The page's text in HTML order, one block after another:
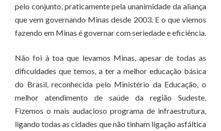
pelo conjunto, praticamente pela unanimidade da aliança
que vem governando Minas desde 2003. E o que viemos
fazendo em Minas é governar com seriedade e eficiência.
Não foi à toa que levamos Minas, apesar de todas as
dificuldades que temos, a ter a melhor educação básica
do Brasil, reconhecida pelo Ministério da Educação, o
melhor atendimento de saúde da região Sudeste.
Fizemos o mais audacioso programa de infraestrutura,
ligando todas as cidades que não tinham ligação asfáltica